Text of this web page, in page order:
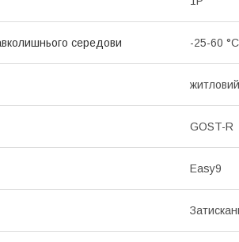
середови -25-60 °C
житловий
GOST-R
Easy9